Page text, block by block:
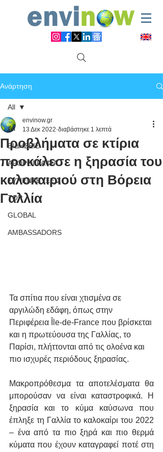
Ανάρτηση
All
ΕΙΔΗΣΕΙΣ
ΑΡΘΡΟΓΡΑΦΙΑ
ΣΥΝΕΝΤΕΥΞΕΙΣ
TOP
GLOBAL
AMBASSADORS
All
Προβλήματα σε κτίρια
προκάλεσε η ξηρασία του
καλοκαιριού στη Βόρεια
Γαλλία
envinow.gr
13 Δεκ 2022 διαβάστηκε 1 λεπτά
Τα σπίτια που είναι χτισμένα σε
αργιλώδη εδάφη, όπως στην
Περιφέρεια Île-de-France που βρίσκεται
και η πρωτεύουσα της Γαλλίας, το
Παρίσι, πλήττονται από τις ολοένα και
πιο ισχυρές περιόδους ξηρασίας.
Μακροπρόθεσμα τα αποτελέσματα θα
μπορούσαν να είναι καταστροφικά. Η
ξηρασία και το κύμα καύσωνα που
έπληξε τη Γαλλία το καλοκαίρι του 2022
– ένα από τα πιο ξηρά και πιο θερμά
κύματα που έχουν καταγραφεί ποτέ στη